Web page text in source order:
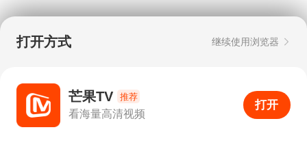
0
打开APP
打开方式 继续使用浏览器
芒果TV 推荐
看海量高清视频
打开